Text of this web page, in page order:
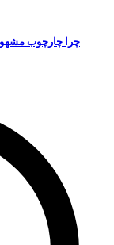
چرا چارچوب مشهور